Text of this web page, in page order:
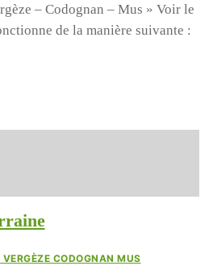
– Codognan – Mus » Voir le
de la manière suivante :
VERGÈZE CODOGNAN MUS